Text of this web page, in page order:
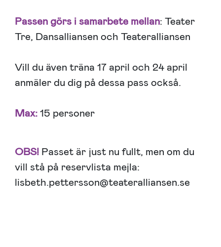
Passen görs i samarbete mellan: Teater
Tre, Dansalliansen och Teateralliansen
Vill du även träna 17 april och 24 april
anmäler du dig på dessa pass också.
Max:15 personer
OBS! Passet är just nu fullt, men om du
vill stå på reservlista mejla:
lisbeth.pettersson@teateralliansen.se